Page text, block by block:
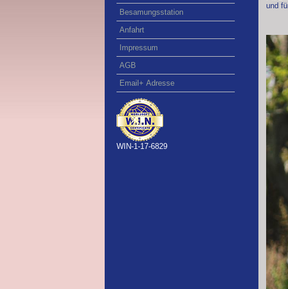
Besamungsstation
Anfahrt
Impressum
AGB
Email+ Adresse
WIN-1-17-6829
und